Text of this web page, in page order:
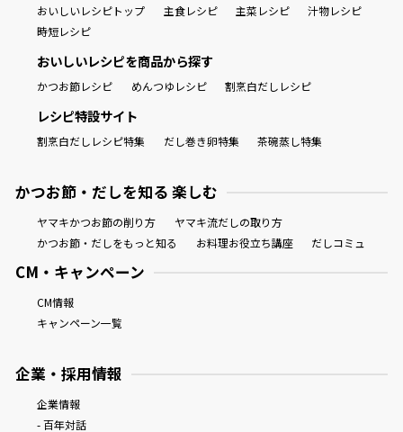
おいしいレシピトップ 主食レシピ 主菜レシピ
汁物レシピ
時短レシピ
おいしいレシピを商品から探す
かつお節レシピ めんつゆレシピ 割烹白だしレシピ
レシピ特設サイト
割烹白だしレシピ特集 だし巻き卵特集 茶碗蒸し特集
かつお節・だしを知る 楽しむ
ヤマキかつお節の削り方
ヤマキ流だしの取り方
かつお節・だしをもっと知る
お料理お役立ち講座 だしコミュ
CM・キャンペーン
CM情報
キャンペーン一覧
企業・採用情報
企業情報
- 百年対話